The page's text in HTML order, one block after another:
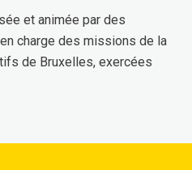
et animée par des
charge des missions de la
de Bruxelles, exercées